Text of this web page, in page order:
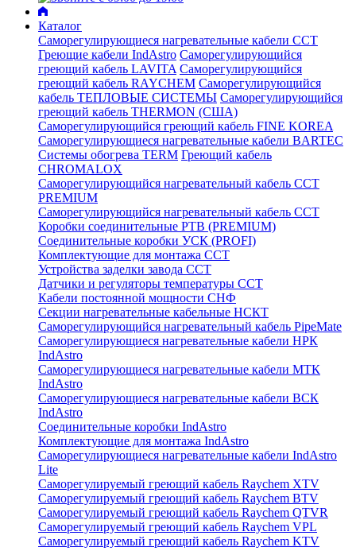
Каталог
Саморегулирующиеся нагревательные кабели ССТ
Греющие кабели IndAstro Саморегулирующийся
греющий кабель LAVITA Саморегулирующийся
греющий кабель RAYCHEM Саморегулирующийся
кабель ТЕПЛОВЫЕ СИСТЕМЫ Саморегулирующийся
греющий кабель THERMON (США)
Саморегулирующийся греющий кабель FINE KOREA
Саморегулирующиеся нагревательные кабели BARTEC
Системы обогрева TERM Греющий кабель
CHROMALOX
Саморегулирующийся нагревательный кабель ССТ
PREMIUM
Саморегулирующийся нагревательный кабель ССТ
Коробки соединительные РТВ (PREMIUM)
Соединительные коробки УСК (PROFI)
Комплектующие для монтажа ССТ
Устройства заделки завода ССТ
Датчики и регуляторы температуры ССТ
Кабели постоянной мощности СНФ
Секции нагревательные кабельные НСКТ
Саморегулирующийся нагревательный кабель PipeMate
Саморегулирующиеся нагревательные кабели НРК
IndAstro
Саморегулирующиеся нагревательные кабели МТК
IndAstro
Саморегулирующиеся нагревательные кабели ВСК
IndAstro
Соединительные коробки IndAstro
Комплектующие для монтажа IndAstro
Саморегулирующиеся нагревательные кабели IndAstro
Lite
Саморегулируемый греющий кабель Raychem XTV
Саморегулируемый греющий кабель Raychem BTV
Саморегулируемый греющий кабель Raychem QTVR
Саморегулируемый греющий кабель Raychem VPL
Саморегулируемый греющий кабель Raychem KTV